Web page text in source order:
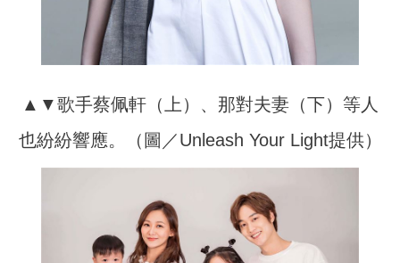
▲▼歌手蔡佩軒（上）、那對夫妻（下）等人
也紛紛響應。（圖／Unleash Your Light提供）